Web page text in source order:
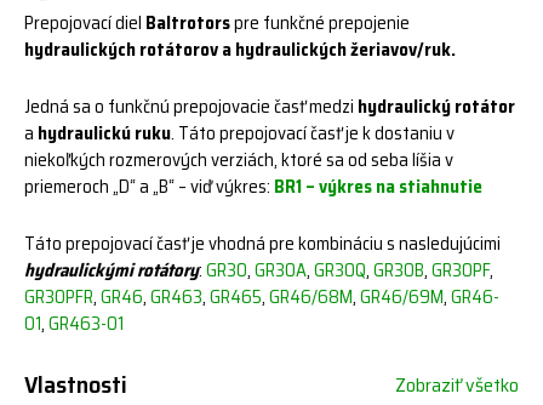
Prepojovací diel Baltrotorspre funkčné prepojenie
hydraulických rotátorov a hydraulických žeriavov/ruk.
Jedná sa o funkčnú prepojovacie časť medzi hydraulický rotátor
a hydraulickú ruku. Táto prepojovací časť je k dostaniu v
niekoľkých rozmerových verziách, ktoré sa od seba líšia v
priemeroch „D“ a „B“ – viď výkres: BR1 – výkresna stiahnutie
Táto prepojovací časť je vhodná pre kombináciu s nasledujúcimi
hydraulickými rotátory:GR30,GR30A,GR30Q,GR30B,GR30PF,
GR30PFR,GR46,GR463,GR465,GR46/68M,GR46/69M,GR46-
01,GR463-01
Vlastnosti Zobraziť všetko